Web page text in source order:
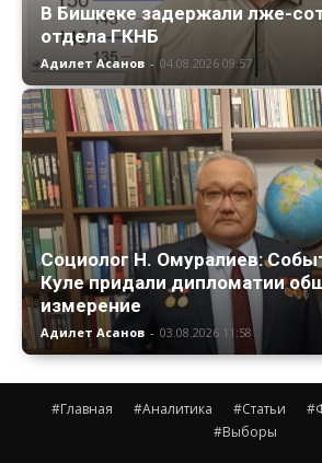
В Бишкеке задержали лже-
отдела ГКНБ
Адилет Асанов - 04.08.2026 09:57
Социолог Н. Омуралиев:
Куле придали дипломатии
измерение
Адилет Асанов - 03.08.2026 11:58
#Главная #Аналитика #Статьи
#Выборы